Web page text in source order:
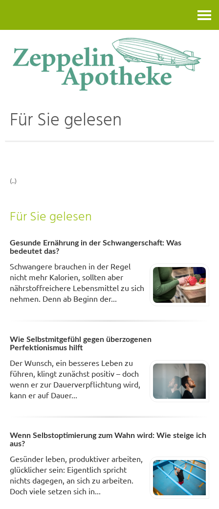
Für Sie gelesen
(..)
Für Sie gelesen
Gesunde Ernährung in der Schwangerschaft: Was
bedeutet das?
Schwangere brauchen in der Regel
nicht mehr Kalorien, sollten aber
nährstoffreichere Lebensmittel zu sich
nehmen. Denn ab Beginn der...
Wie Selbstmitgefühl gegen überzogenen
Perfektionismus hilft
Der Wunsch, ein besseres Leben zu
führen, klingt zunächst positiv – doch
wenn er zur Dauerverpflichtung wird,
kann er auf Dauer...
Wenn Selbstoptimierung zum Wahn wird: Wie steige ich
aus?
Gesünder leben, produktiver arbeiten,
glücklicher sein: Eigentlich spricht
nichts dagegen, an sich zu arbeiten.
Doch viele setzen sich in...